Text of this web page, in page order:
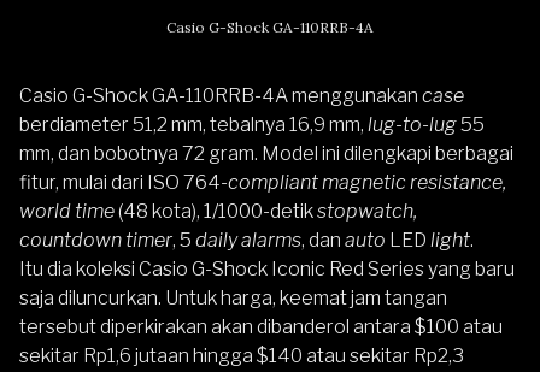
Casio G-Shock GA-110RRB-4A
Casio G-Shock GA-110RRB-4A menggunakan case
berdiameter 51,2 mm, tebalnya 16,9 mm, lug-to-lug55
mm, dan bobotnya 72 gram. Model ini dilengkapi berbagai
fitur, mulai dari ISO 764-compliant magnetic resistance,
world time(48 kota), 1/1000-detikstopwatch,
countdown timer, 5 daily alarms, dan auto LED light.
Itu dia koleksi Casio G-Shock Iconic Red Series yang baru
saja diluncurkan. Untuk harga, keemat jam tangan
tersebut diperkirakan akan dibanderol antara $100 atau
sekitar Rp1,6 jutaan hingga $140 atau sekitar Rp2,3